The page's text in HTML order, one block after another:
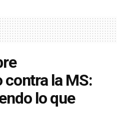
la MS:
lo que